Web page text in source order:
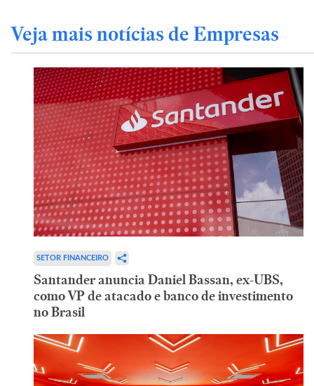
Veja mais notícias de Empresas
SETOR FINANCEIRO
Santander anuncia Daniel Bassan, ex-UBS,
como VP de atacado e banco de investimento
no Brasil